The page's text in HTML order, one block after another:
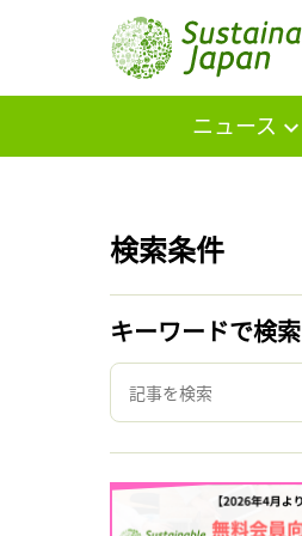
ニュース
検索条件
キーワードで検索